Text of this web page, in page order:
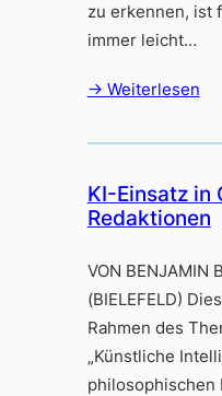
zu erkennen, ist
immer leicht…
→ Weiterlesen
KI-Einsatz in
Redaktionen
VON BENJAMIN
(BIELEFELD)
Rahmen des
„Künstliche
philosophischen